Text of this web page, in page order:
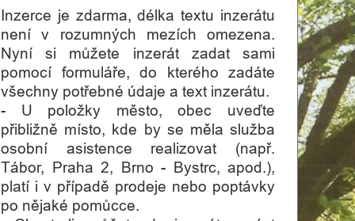
Inzerce je zdarma, délka textu inzerátu
není v rozumných mezích omezena.
Nyní si můžete inzerát zadat sami
pomocí formuláře, do kterého zadáte
všechny potřebné údaje a text inzerátu.
- U položky město, obec uveďte
přibližně místo, kde by se měla služba
osobní asistence realizovat (např.
Tábor, Praha 2, Brno - Bystrc, apod.),
platí i v případě prodeje nebo poptávky
po nějaké pomůcce.